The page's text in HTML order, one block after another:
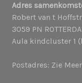
Adres
Robert van t
3059 PN
Aula kindcluster 1
Postadres: Zie